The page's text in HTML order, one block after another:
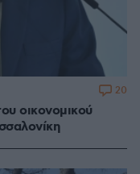
οικονομικού
20